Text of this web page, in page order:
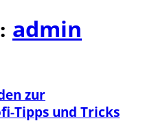
admin
zur
Tipps und Tricks